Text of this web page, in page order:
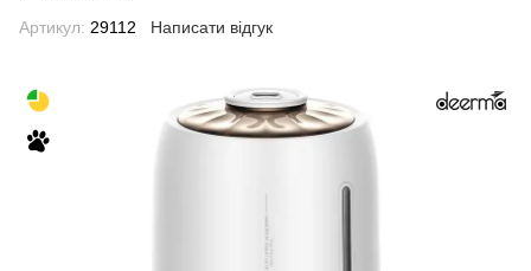
Артикул: 29112 Написати відгук